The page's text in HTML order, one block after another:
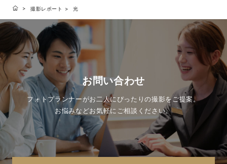
撮影レポート 光
お問い合わせ
フォトプランナーがお二人にぴったりの撮影をご提案。
お悩みなどお気軽にご相談ください。